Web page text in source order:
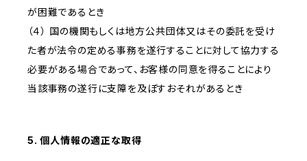
が困難であるとき
（４） 国の機関もしくは地方公共団体又はその委託を受け
た者が法令の定める事務を遂行することに対して協力する
必要がある場合であって、お客様の同意を得ることにより
当該事務の遂行に支障を及ぼすおそれがあるとき
5. 個人情報の適正な取得